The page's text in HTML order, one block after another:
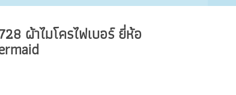
ผ้าไมโครไฟเบอร์ ยี่ห้อ